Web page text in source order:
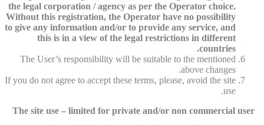
the legal corporation / agency as per the Operator choice.
Without this registration, the Operator have no possibility
to give any information and/or to provide any service, and
this is in a view of the legal restrictions in different
countries.
The User’s responsibility will be suitable to the mentioned
above changes.
If you do not agree to accept these terms, please, avoid the site
use.
The site use – limited for private and/or non commercial user